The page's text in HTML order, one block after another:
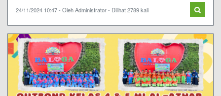
24/11/2024 10:47 - Oleh Administrator - Dilihat 2789 kali